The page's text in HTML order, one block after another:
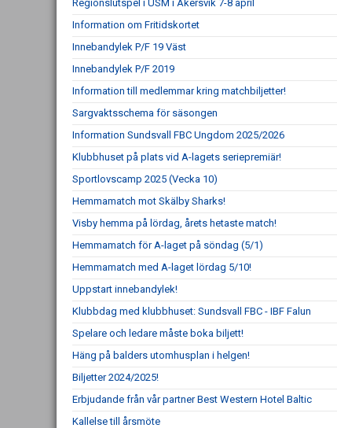
Regionslutspel i USM i Åkersvik 7-8 april
Information om Fritidskortet
Innebandylek P/F 19 Väst
Innebandylek P/F 2019
Information till medlemmar kring matchbiljetter!
Sargvaktsschema för säsongen
Information Sundsvall FBC Ungdom 2025/2026
Klubbhuset på plats vid A-lagets seriepremiär!
Sportlovscamp 2025 (Vecka 10)
Hemmamatch mot Skälby Sharks!
Visby hemma på lördag, årets hetaste match!
Hemmamatch för A-laget på söndag (5/1)
Hemmamatch med A-laget lördag 5/10!
Uppstart innebandylek!
Klubbdag med klubbhuset: Sundsvall FBC - IBF Falun
Spelare och ledare måste boka biljett!
Häng på balders utomhusplan i helgen!
Biljetter 2024/2025!
Erbjudande från vår partner Best Western Hotel Baltic
Kallelse till årsmöte